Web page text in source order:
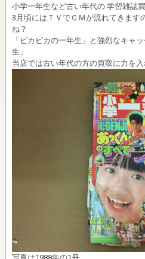
小学一年生など古い年代の 学習雑誌
3月頃にはＴＶでＣＭが流れてきます
ね？
「ピカピカの一年生」と強烈なキャ
生」
当店では古い年代の方の買取に力を入